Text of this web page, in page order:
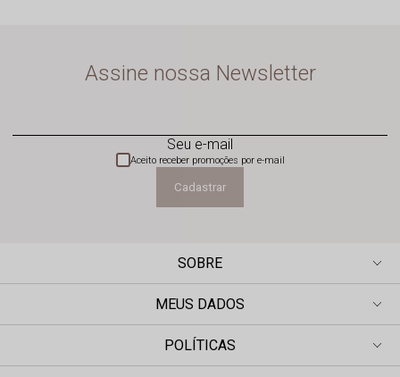
Assine nossa Newsletter
Seu e-mail
Cadastrar
Aceito receber promoções por e-mail
SOBRE
MEUS DADOS
POLÍTICAS